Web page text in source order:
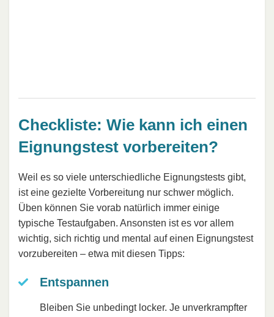
Checkliste: Wie kann ich einen
Eignungstest vorbereiten?
Weil es so viele unterschiedliche Eignungstests gibt,
ist eine gezielte Vorbereitung nur schwer möglich.
Üben können Sie vorab natürlich immer einige
typische Testaufgaben. Ansonsten ist es vor allem
wichtig, sich richtig und mental auf einen Eignungstest
vorzubereiten – etwa mit diesen Tipps:
Entspannen
Bleiben Sie unbedingt locker. Je unverkrampfter